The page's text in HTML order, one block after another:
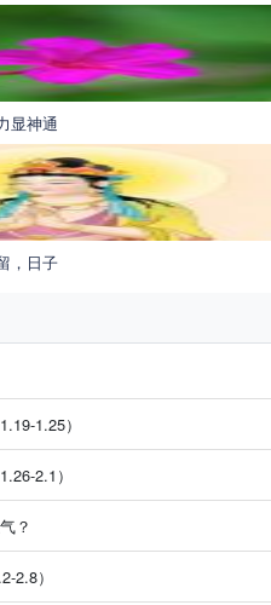
显神通
，日子
1.25）
2.1）
？
2.8）